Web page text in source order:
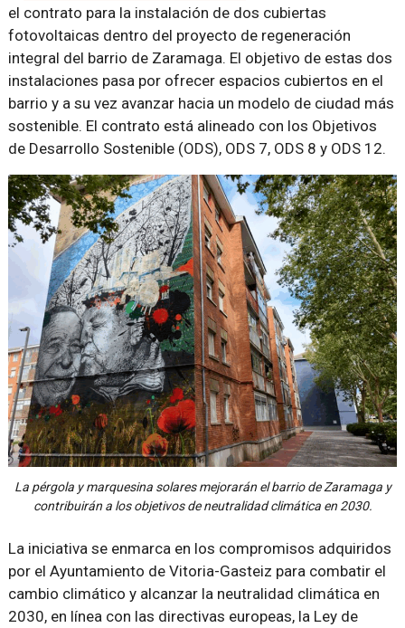
el contrato para la instalación de dos cubiertas
fotovoltaicas dentro del proyecto de regeneración
integral del barrio de Zaramaga. El objetivo de estas dos
instalaciones pasa por ofrecer espacios cubiertos en el
barrio y a su vez avanzar hacia un modelo de ciudad más
sostenible. El contrato está alineado con los Objetivos
de Desarrollo Sostenible (ODS), ODS 7, ODS 8 y ODS 12.
La pérgola y marquesina solares mejorarán el barrio de Zaramaga y
contribuirán a los objetivos de neutralidad climática en 2030.
La iniciativa se enmarca en los compromisos adquiridos
por el Ayuntamiento de Vitoria-Gasteiz para combatir el
cambio climático y alcanzar la neutralidad climática en
2030, en línea con las directivas europeas, la Ley de